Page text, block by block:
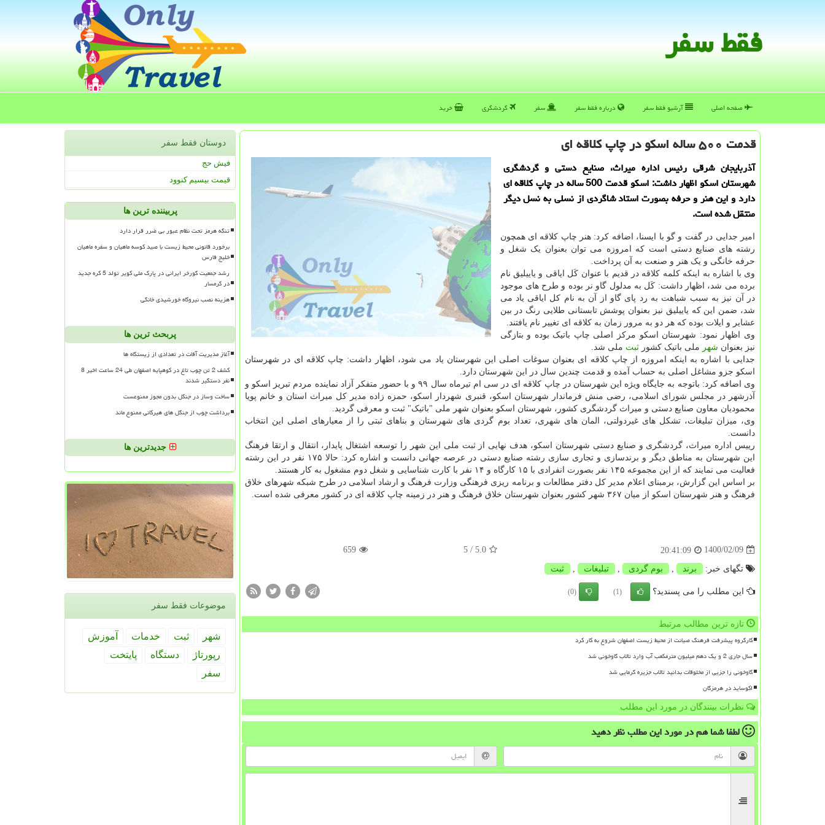
فقط سفر
صفحه اصلی آرشیو فقط سفر درباره فقط سفر سفر گردشگری خرید
قدمت ۵۰۰ ساله اسكو در چاپ كلاقه ای
آذربایجان شرقی رئیس اداره میراث، صنایع دستی و گردشگری
شهرستان اسکو اظهار داشت: اسکو قدمت 500 ساله در چاپ کلاقه ای
دارد و این هنر و حرفه بصورت استاد شاگردی از نسلی به نسل دیگر
منتقل شده است.
امیر جدایی در گفت و گو با ایسنا، اضافه کرد: هنر چاپ کلاقه ای همچون
رشته های صنایع دستی است که امروزه می توان بعنوان یک شغل و
حرفه خانگی و یک هنر و صنعت به آن پرداخت.
وی با اشاره به اینکه کلمه کلاقه در قدیم با عنوان کَل ایاقی و یاییلیق نام
برده می شد، اظهار داشت: کَل به مدلول گاو نر بوده و طرح های موجود
در آن نیز به سبب شباهت به رد پای گاو از آن به نام کل ایاقی یاد می
شد، ضمن این که یاییلیق نیز بعنوان پوشش تابستانی طلایی رنگ در بین
عشایر و ایلات بوده که هر دو به مرور زمان به کلاقه ای تغییر نام یافتند.
وی اظهار نمود: شهرستان اسکو مرکز اصلی چاپ باتیک بوده و بتازگی
نیز بعنوان شهر ملی باتیک کشور ثبت ملی شد.
جدایی با اشاره به اینکه امروزه از چاپ کلاقه ای بعنوان سوغات اصلی این شهرستان یاد می شود، اظهار داشت: چاپ کلاقه ای در شهرستان
اسکو جزو مشاغل اصلی به حساب آمده و قدمت چندین سال در این شهرستان دارد.
وی اضافه کرد: باتوجه به جایگاه ویژه این شهرستان در چاپ کلاقه ای در سی ام تیرماه سال ۹۹ و با حضور متفکر آزاد نماینده مردم تبریز اسکو و
آذرشهر در مجلس شورای اسلامی، رضی منش فرماندار شهرستان اسکو، قنبری شهردار اسکو، حمزه زاده مدیر کل میراث استان و خانم پویا
محمودیان معاون صنایع دستی و میراث گردشگری کشور، شهرستان اسکو بعنوان شهر ملی "باتیک" ثبت و معرفی گردید.
وی، میزان تبلیغات، تشکل های غیردولتی، المان های شهری، تعداد بوم گردی های شهرستان و بناهای ثبتی را از معیارهای اصلی این انتخاب
دانست.
رییس اداره میراث، گردشگری و صنایع دستی شهرستان اسکو، هدف نهایی از ثبت ملی این شهر را توسعه اشتغال پایدار، انتقال و ارتقا فرهنگ
این شهرستان به مناطق دیگر و برندسازی و تجاری سازی رشته صنایع دستی در عرصه جهانی دانست و اشاره کرد: حالا ۱۷۵ نفر در این رشته
فعالیت می نمایند که از این مجموعه ۱۴۵ نفر بصورت انفرادی با ۱۵ کارگاه و ۱۴ نفر با کارت شناسایی و شغل دوم مشغول به کار هستند.
بر اساس این گزارش، برمبنای اعلام مدیر کل دفتر مطالعات و برنامه ریزی فرهنگی وزارت فرهنگ و ارشاد اسلامی در طرح شبکه شهرهای خلاق
فرهنگ و هنر شهرستان اسکو از میان ۳۶۷ شهر کشور بعنوان شهرستان خلاق فرهنگ و هنر در زمینه چاپ کلاقه ای در کشور معرفی شده است.
1400/02/09
20:41:09
5.0
/ 5
659
تگهای خبر: برند بوم گردی تبلیغات ثبت
این مطلب را می پسندید؟ (1)
(0)
تازه ترین مطالب مرتبط
کارگروه پیشرفت فرهنگ صیانت از محیط زیست اصفهان شروع به کار کرد
سال جاری 2 و یک دهم میلیون مترمکعب آب وارد تالاب گاوخونی شد
گاوخونی را جزیی از مخلوقات بدانید تالاب جزیره گرمایی شد
اکوساید در هرمزگان
نظرات بینندگان در مورد این مطلب
لطفا شما همدر مورد این مطلبنظر دهید
دوستان فقط سفر
فیش حج
قیمت بیسیم کنوود
پربیننده ترین ها
تنگه هرمز تحت نظام عبور بی ضرر قرار دارد
برخورد قانونی محیط زیست با صید کوسه ماهیان و سفره ماهیان
خلیج فارس
رشد جمعیت گورخر ایرانی در پارک ملی کویر تولد 5 کره جدید
در گرمسار
هزینه نصب نیروگاه خورشیدی خانگی
پربحث ترین ها
آغاز مدیریت آفات در تعدادی از زیستگاه ها
کشف 2 تن چوب تاغ در کوهپایه اصفهان طی 24 ساعت اخیر 8
نفر دستگیر شدند
ساخت وساز در جنگل بدون مجوز ممنوعست
برداشت چوب از جنگل های هیرکانی ممنوع ماند
جدیدترین ها
موضوعات فقط سفر
شهر ثبت خدمات
آموزش
رپورتاژ
دستگاه
پایتخت
سفر